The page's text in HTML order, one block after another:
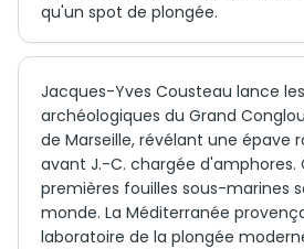
qu'un spot de plongée.
Jacques-Yves Cousteau lance
archéologiques du Grand
de Marseille, révélant une épave
avant J.-C. chargée d'amphores.
premières fouilles sous-marines
monde. La Méditerranée
laboratoire de la plongée